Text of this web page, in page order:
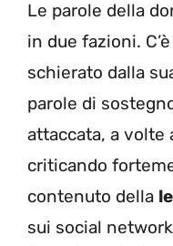
Le parole della
in due fazioni.
schierato dalla
parole di
attaccata, a volte
criticando
contenuto della
sui social